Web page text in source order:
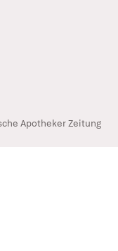
Apotheker Zeitung